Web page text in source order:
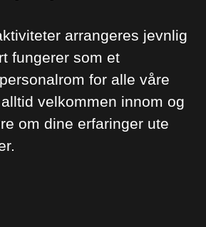
arrangeres jevnlig
fungerer som et
for alle våre
velkommen innom og
om dine erfaringer ute